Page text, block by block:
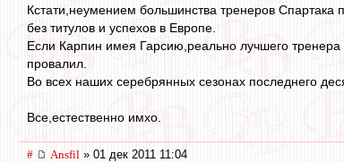
Кстати,неумением большинства тренеров Спартака
без титулов и успехов в Европе.
Если Карпин имея Гарсию,реально лучшего
провалил.
Во всех наших серебрянных сезонах последнего
Все,естественно имхо.
# Ansfil » 01 дек 2011 11:04